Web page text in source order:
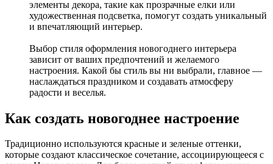
элементы декора, такие как прозрачные елки или
художественная подсветка, помогут создать уникальный
и впечатляющий интерьер.
Выбор стиля оформления новогоднего интерьера
зависит от ваших предпочтений и желаемого
настроения. Какой бы стиль вы ни выбрали, главное —
наслаждаться праздником и создавать атмосферу
радости и веселья.
Как создать новогоднее настроение
Традиционно используются красные и зеленые оттенки,
которые создают классическое сочетание, ассоциирующееся с